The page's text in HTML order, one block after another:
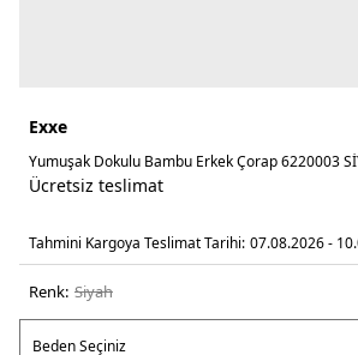
Exxe
Yumuşak Dokulu Bambu Erkek Çorap 6220003
Ücretsiz teslimat
Tahmini Kargoya Teslimat Tarihi: 07.08.2026 -
Renk: si̇yah